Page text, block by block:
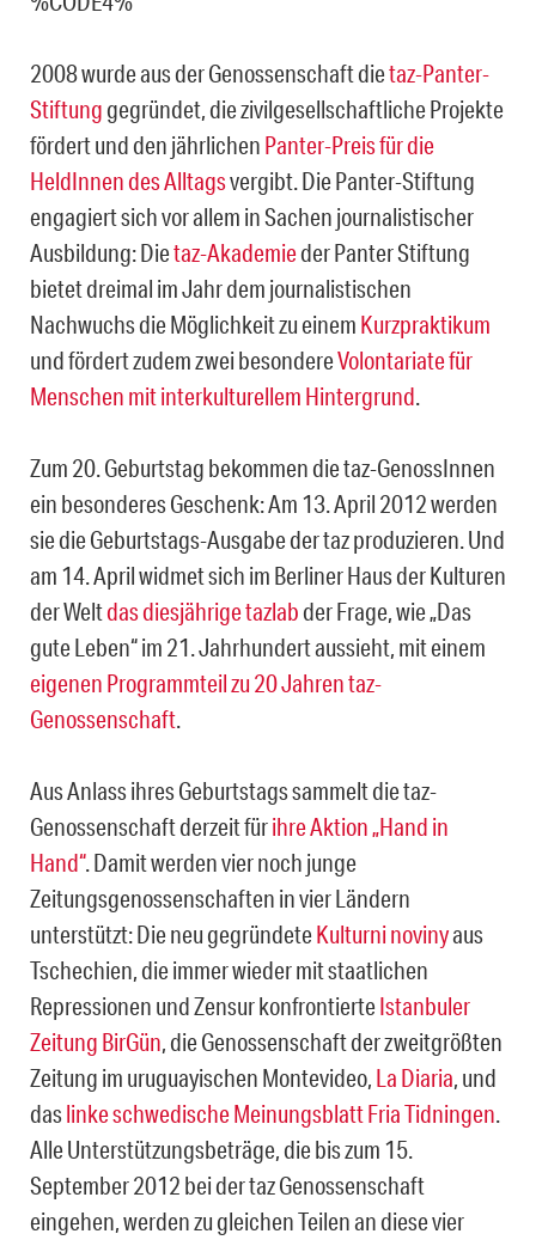
2008 wurde aus der Genossenschaft dietaz-Panter-
Stiftunggegründet, die zivilgesellschaftliche Projekte
fördert und den jährlichen Panter-Preis für die
HeldInnen des Alltagsvergibt. Die Panter-Stiftung
engagiert sich vor allem in Sachen journalistischer
Ausbildung: Dietaz-Akademieder Panter Stiftung
bietet dreimal im Jahr dem journalistischen
Nachwuchs die Möglichkeit zu einem Kurzpraktikum
und fördert zudem zwei besondereVolontariate für
Menschen mit interkulturellem Hintergrund.
Zum 20. Geburtstag bekommen die taz-GenossInnen
ein besonderes Geschenk: Am 13. April 2012 werden
sie die Geburtstags-Ausgabe der taz produzieren. Und
am 14. April widmet sich im Berliner Haus der Kulturen
der Weltdas diesjährige tazlabder Frage, wie „Das
gute Leben“ im 21. Jahrhundert aussieht, mit einem
eigenen Programmteil zu 20 Jahren taz-
Genossenschaft.
Aus Anlass ihres Geburtstags sammelt die taz-
Genossenschaft derzeit fürihre Aktion „Hand in
Hand“. Damit werden vier noch junge
Zeitungsgenossenschaften in vier Ländern
unterstützt: Die neu gegründeteKulturni novinyaus
Tschechien, die immer wieder mit staatlichen
Repressionen und Zensur konfrontierteIstanbuler
Zeitung BirGün, die Genossenschaft der zweitgrößten
Zeitung im uruguayischen Montevideo, La Diaria, und
daslinke schwedische Meinungsblatt Fria Tidningen.
Alle Unterstützungsbeträge, die bis zum 15.
September 2012 bei der taz Genossenschaft
eingehen, werden zu gleichen Teilen an diese vier